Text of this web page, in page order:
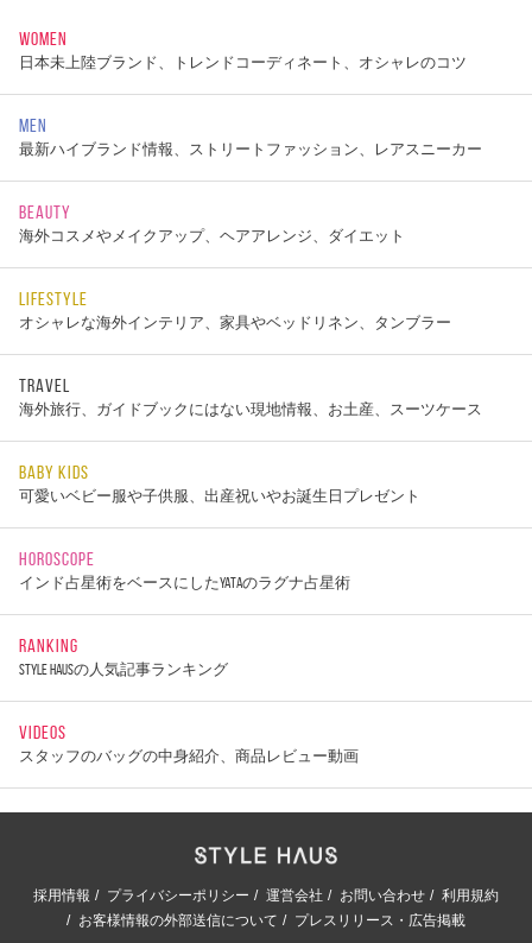
WOMEN
日本未上陸ブランド、トレンドコーディネート、オシャレのコツ
MEN
最新ハイブランド情報、ストリートファッション、レアスニーカー
BEAUTY
海外コスメやメイクアップ、ヘアアレンジ、ダイエット
LIFESTYLE
オシャレな海外インテリア、家具やベッドリネン、タンブラー
TRAVEL
海外旅行、ガイドブックにはない現地情報、お土産、スーツケース
BABY KIDS
可愛いベビー服や子供服、出産祝いやお誕生日プレゼント
HOROSCOPE
インド占星術をベースにしたYATAのラグナ占星術
RANKING
STYLE HAUSの人気記事ランキング
VIDEOS
スタッフのバッグの中身紹介、商品レビュー動画
採用情報 プライバシーポリシー 運営会社 お問い合わせ
利用規約
お客様情報の外部送信について
プレスリリース・広告掲載